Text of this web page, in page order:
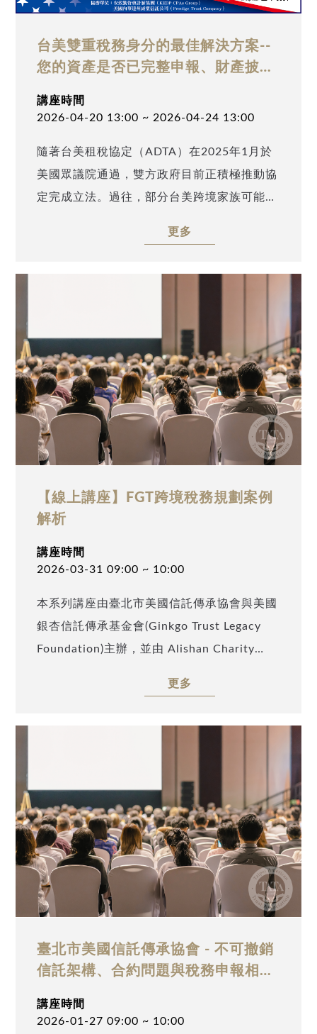
台美雙重稅務身分的最佳解決方案--
您的資產是否已完整申報、財產披露
講座時間
2026-04-20 13:00 ~ 2026-04-24 13:00
隨著台美租稅協定（ADTA）在2025年1月於
美國眾議院通過，雙方政府目前正積極推動協
定完成立法。過往，部分台美跨境家族可能因
產。條約立法完成後，稅務資訊交換機制將可
Controlled Foreign Company），境外資產
透明化趨勢已經不可逆，對擁有美國身分或跨
國資產的高資產人士將帶來重大影響。 講座
目的 為協助高資產家族在快速變化的稅務與
政治環境中，做好全面準備，台北市美國信託
傳承協會特別舉辦本次研討會。講座將帶您：
策略 • 解析AI時代下的財富管理前瞻方向 •
提供高資產家族應對稅務、經貿及政治風險的
與資產配置策略 • AI查稅下的Streamlined合
信託架構與跨代傳承策略：確保家族資產安全
傳承 • 保單策略運用：降低台美兩地不可避免
的稅務負擔 • 國籍與稅籍規劃：有效降低稅務
掌握： • 如何運用信託與遺產、贈與稅規劃 •
在符合法規下降低稅務成本、掌控資產 • 針對
家族需求設 跨境傳承方案 透過專家解析與實
務案例，幫助您在高監管、快速變化的跨境稅
務環境中，實現穩健的跨代財富傳承。 掌握
Streamlined合規補報、信託架構與保單降稅
立即填寫線上報名表，立即掌握合規策略與跨
境傳承秘訣！ 一、活動資訊 時間地點：
更多
【線上講座】FGT跨境稅務規劃案例
解析
講座時間
2026-03-31 09:00 ~ 10:00
本系列講座由臺北市美國信託傳承協會與美國
銀杏信託傳承基金會(Ginkgo Trust Legacy
Foundation)主辦，並由 Alishan Charity
前臺北市國稅局稅務員、現任安致勤資集團許
摯邀請業界先進及高資產人士踴躍參與。
更多
臺北市美國信託傳承協會 - 不可撤銷
信託架構、合約問題與稅務申報相關
講座時間
2026-01-27 09:00 ~ 10:00